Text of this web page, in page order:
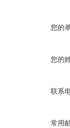
您的
您的
联系
常用